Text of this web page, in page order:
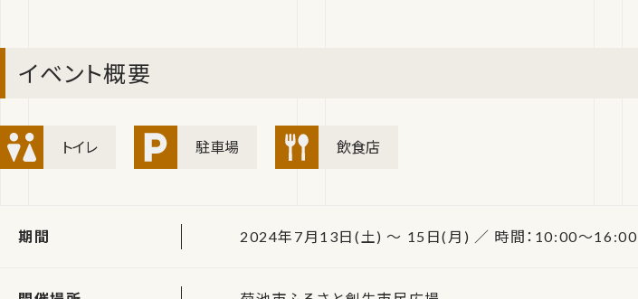
イベント概要
トイレ 駐車場 飲食店
期間 2024年7月13日(土) ～ 15日(月) ／ 時間：10:00～16:00